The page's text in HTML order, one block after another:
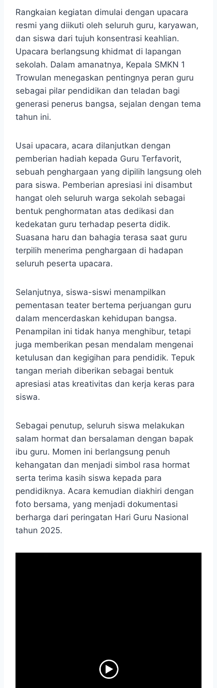
Rangkaian kegiatan dimulai dengan upacara
resmi yang diikuti oleh seluruh guru, karyawan,
dan siswa dari tujuh konsentrasi keahlian.
Upacara berlangsung khidmat di lapangan
sekolah. Dalam amanatnya, Kepala SMKN 1
Trowulan menegaskan pentingnya peran guru
sebagai pilar pendidikan dan teladan bagi
generasi penerus bangsa, sejalan dengan tema
tahun ini.
Usai upacara, acara dilanjutkan dengan
pemberian hadiah kepada Guru Terfavorit,
sebuah penghargaan yang dipilih langsung oleh
para siswa. Pemberian apresiasi ini disambut
hangat oleh seluruh warga sekolah sebagai
bentuk penghormatan atas dedikasi dan
kedekatan guru terhadap peserta didik.
Suasana haru dan bahagia terasa saat guru
terpilih menerima penghargaan di hadapan
seluruh peserta upacara.
Selanjutnya, siswa-siswi menampilkan
pementasan teater bertema perjuangan guru
dalam mencerdaskan kehidupan bangsa.
Penampilan ini tidak hanya menghibur, tetapi
juga memberikan pesan mendalam mengenai
ketulusan dan kegigihan para pendidik. Tepuk
tangan meriah diberikan sebagai bentuk
apresiasi atas kreativitas dan kerja keras para
siswa.
Sebagai penutup, seluruh siswa melakukan
salam hormat dan bersalaman dengan bapak
ibu guru. Momen ini berlangsung penuh
kehangatan dan menjadi simbol rasa hormat
serta terima kasih siswa kepada para
pendidiknya. Acara kemudian diakhiri dengan
foto bersama, yang menjadi dokumentasi
berharga dari peringatan Hari Guru Nasional
tahun 2025.